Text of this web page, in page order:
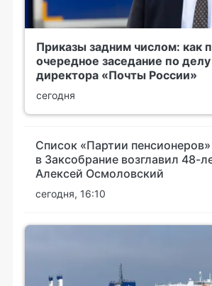
Приказы задним числом: как
очередное заседание по
директора «Почты России»
сегодня
Список «Партии
в Заксобрание возглавил 48-
Алексей Осмоловский
сегодня, 16:10